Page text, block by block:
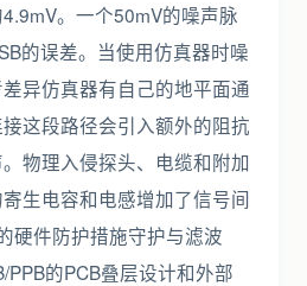
。一个50mV的噪声脉
的误差。当使用仿真器时噪
异仿真器有自己的地平面通
这段路径会引入额外的阻抗
物理入侵探头、电缆和附加
生电容和电感增加了信号间
硬件防护措施守护与滤波
PPB的PCB叠层设计和外部